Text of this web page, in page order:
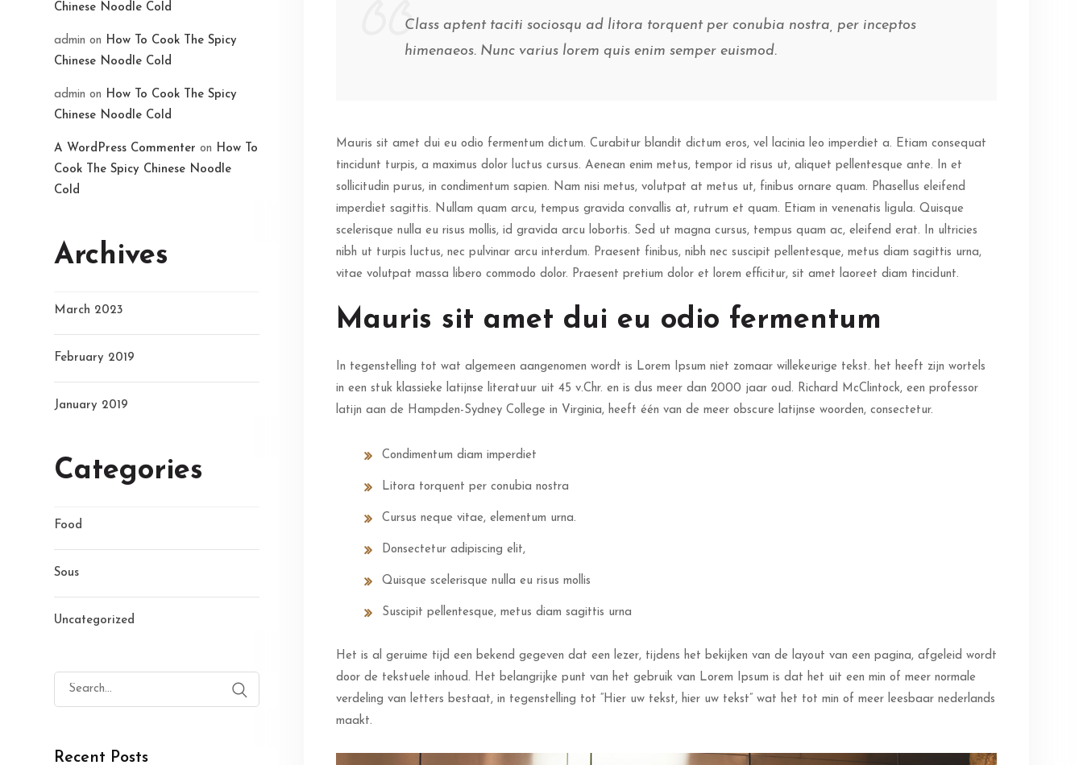
Class aptent taciti sociosqu ad litora torquent per conubia nostra, per inceptos
himenaeos. Nunc varius lorem quis enim semper euismod.
Mauris sit amet dui eu odio fermentum dictum. Curabitur blandit dictum eros, vel lacinia leo imperdiet a. Etiam consequat
tincidunt turpis, a maximus dolor luctus cursus. Aenean enim metus, tempor id risus ut, aliquet pellentesque ante. In et
sollicitudin purus, in condimentum sapien. Nam nisi metus, volutpat at metus ut, finibus ornare quam. Phasellus eleifend
imperdiet sagittis. Nullam quam arcu, tempus gravida convallis at, rutrum et quam. Etiam in venenatis ligula. Quisque
scelerisque nulla eu risus mollis, id gravida arcu lobortis. Sed ut magna cursus, tempus quam ac, eleifend erat. In ultricies
nibh ut turpis luctus, nec pulvinar arcu interdum. Praesent finibus, nibh nec suscipit pellentesque, metus diam sagittis urna,
vitae volutpat massa libero commodo dolor. Praesent pretium dolor et lorem efficitur, sit amet laoreet diam tincidunt.
Mauris sit amet dui eu odio fermentum
In tegenstelling tot wat algemeen aangenomen wordt is Lorem Ipsum niet zomaar willekeurige tekst. het heeft zijn wortels
in een stuk klassieke latijnse literatuur uit 45 v.Chr. en is dus meer dan 2000 jaar oud. Richard McClintock, een professor
latijn aan de Hampden-Sydney College in Virginia, heeft één van de meer obscure latijnse woorden, consectetur.
Condimentum diam imperdiet
Litora torquent per conubia nostra
Cursus neque vitae, elementum urna.
Donsectetur adipiscing elit,
Quisque scelerisque nulla eu risus mollis
Suscipit pellentesque, metus diam sagittis urna
Het is al geruime tijd een bekend gegeven dat een lezer, tijdens het bekijken van de layout van een pagina, afgeleid wordt
door de tekstuele inhoud. Het belangrijke punt van het gebruik van Lorem Ipsum is dat het uit een min of meer normale
verdeling van letters bestaat, in tegenstelling tot “Hier uw tekst, hier uw tekst” wat het tot min of meer leesbaar nederlands
maakt.
Chinese Noodle Cold
admin on How To Cook The Spicy
Chinese Noodle Cold
admin on How To Cook The Spicy
Chinese Noodle Cold
A WordPress Commenter on How To
Cook The Spicy Chinese Noodle
Cold
Archives
March 2023
February 2019
January 2019
Categories
Food
Sous
Uncategorized
Search
Recent Posts